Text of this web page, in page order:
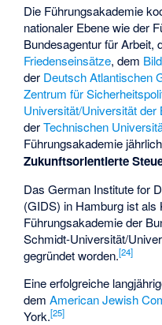
Die Führungsakademie
nationaler Ebene wie der
Bundesagentur für Arbeit,
Friedenseinsätze, dem
der Deutsch Atlantischen
Zentrum für
Universität/Universität
derTechnischen
Führungsakademie
Zukunftsorientierte
Das German Institute for
(GIDS) in Hamburg ist als
Führungsakademie der
Schmidt-Universität/
gegründet worden.[24]
Eine erfolgreiche
demAmerican Jewish
York.[25]